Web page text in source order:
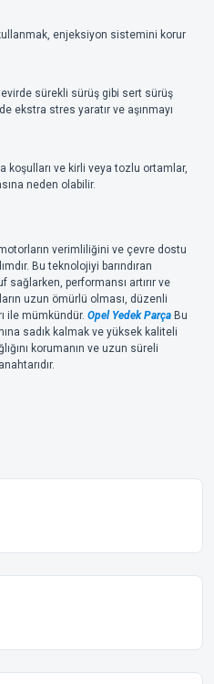
enjeksiyon sistemini korur
sürekli sürüş gibi sert sürüş
ekstra stres yaratır ve aşınmayı
koşulları ve kirli veya tozlu ortamlar,
neden olabilir.
verimliliğini ve çevre dostu
Bu teknolojiyi barındıran
performansı artırır ve
uzun ömürlü olması, düzenli
ile mümkündür. Opel Yedek Parça Bu
sadık kalmak ve yüksek kaliteli
korumanın ve uzun süreli